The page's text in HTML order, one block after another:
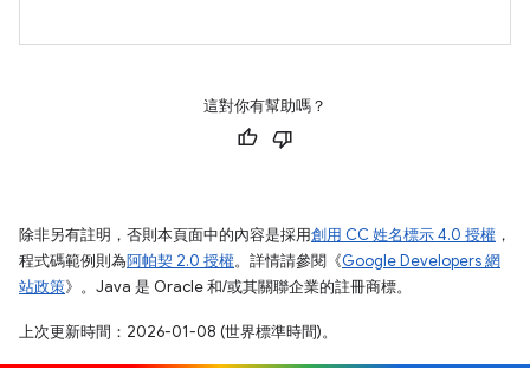
這對你有幫助嗎？
除非另有註明，否則本頁面中的內容是採用創用 CC 姓名標示 4.0 授權 ，
程式碼範例則為阿帕契 2.0 授權。詳情請參閱《Google Developers 網
站政策》。Java 是 Oracle 和/或其關聯企業的註冊商標。
上次更新時間：2026-01-08 (世界標準時間)。